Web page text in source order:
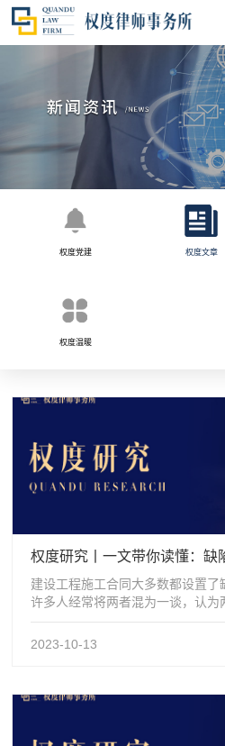
权度党建 权度文章
权度温暖
权度研究丨一文带你读懂：缺
建设工程施工合同大多数都设置了
许多人经常将两者混为一谈，认为
然，两者系两个不同的概念，他们
2023-10-13